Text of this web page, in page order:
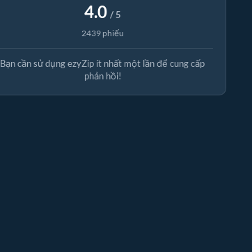
4.0 / 5
2439 phiếu
Bạn cần sử dụng ezyZip ít nhất một lần để cung cấp
phản hồi!